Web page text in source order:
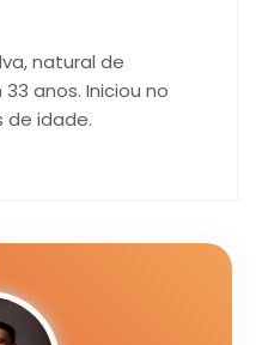
natural de
anos. Iniciou no
de idade.